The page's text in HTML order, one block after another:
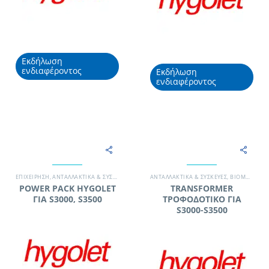
Εκδήλωση
ενδιαφέροντος
Εκδήλωση
ενδιαφέροντος
EΠΙΧΕΊΡΗΣΗ,ΑΝΤΑΛΛΑΚΤΙΚΆ & ΣΥΣΚΕΥΈΣ ΒΙΟΜΗΧΑΝΊΑ,ΓΡΑΦΕΊΟ,ΕΚΠΑΙΔΕΥΤΙΚΌ ΊΔΡΥΜΑ
POWER PACK HYGOLET
ΓΙΑ S3000, S3500
ΑΝΤΑΛΛΑΚΤΙΚΆ & ΣΥΣΚΕΥΈΣ, ΒΙΟΜΗΧΑΝΊΑ
TRANSFORMER
ΤΡΟΦΟΔΟΤΙΚΟ ΓΙΑ
S3000-S3500